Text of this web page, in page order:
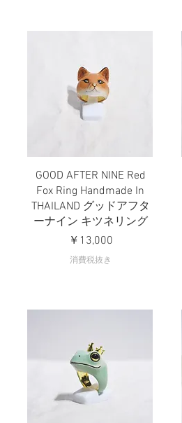
クイックビュー
GOOD AFTER NINE Red
Fox Ring Handmade In
THAILAND グッドアフタ
ーナイン キツネリング
価格
￥13,000
消費税抜き